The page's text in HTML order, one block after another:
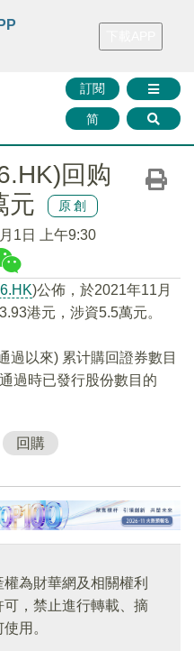
財華證券 媒體矩陣
訂閱
简
回购
元
原創
1日 上午9:30
)公佈，於2021年11月
港元，涉資5.5萬元。
過以來) 累计購回證券數目
過時已發行股份數目的
回購
為財華網及相關權利
可，禁止進行轉載、摘
用。